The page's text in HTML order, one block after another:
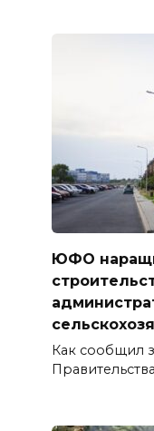
ЮФО
Как сообщил
Правительства